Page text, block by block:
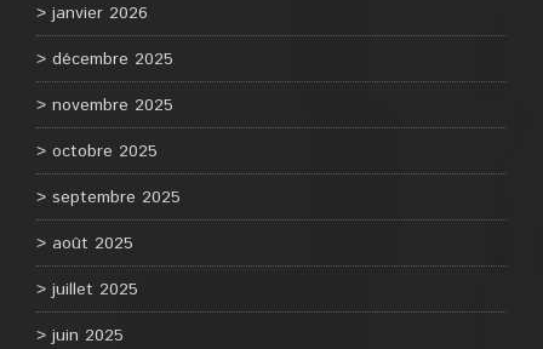
janvier 2026
décembre 2025
novembre 2025
octobre 2025
septembre 2025
août 2025
juillet 2025
juin 2025